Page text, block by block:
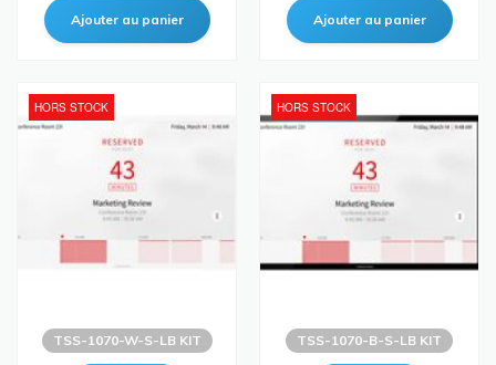
HORS STOCK
TSS-1070-W-S-LB KIT
HORS STOCK
TSS-1070-B-S-LB KIT